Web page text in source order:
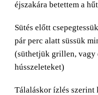
éjszakára betettem a
Sütés előtt
pár perc alatt süssük
(süthetjük grillen, vagy
hússzeleteket)
Tálaláskor ízlés